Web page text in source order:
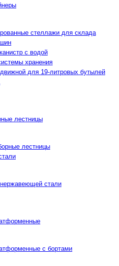
стеллажи для склада
с водой
хранения
для 19-литровых бутылей
лестницы
лестницы
стали
с бортами